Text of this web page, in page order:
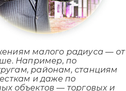
малого радиуса — от
Например, по
районам, станциям
и даже по
объектов — торговых и